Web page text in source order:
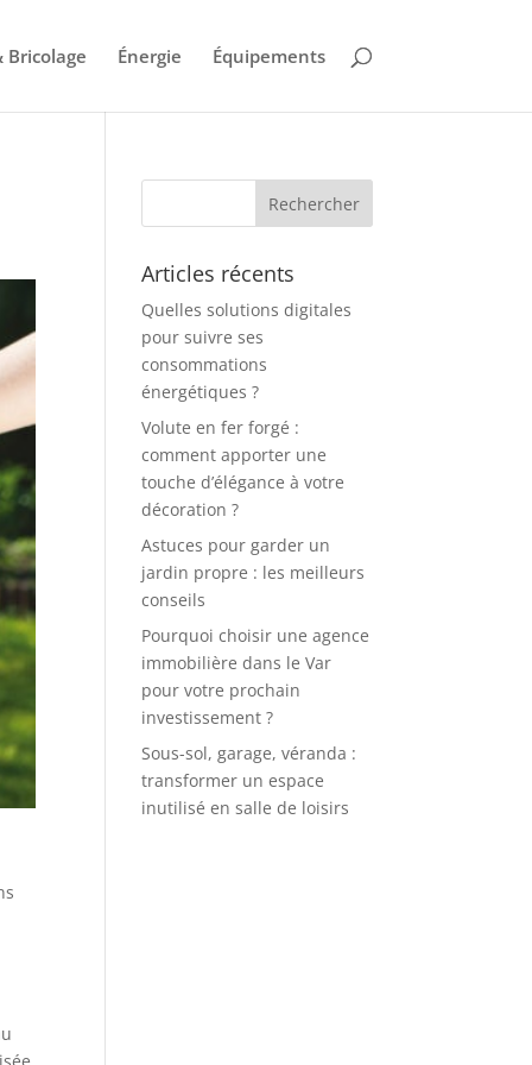
Bricolage Énergie Équipements
Articles récents
Quelles solutions digitales
pour suivre ses
consommations
énergétiques ?
Volute en fer forgé :
comment apporter une
touche d’élégance à votre
décoration ?
Astuces pour garder un
jardin propre : les meilleurs
conseils
Pourquoi choisir une agence
immobilière dans le Var
pour votre prochain
investissement ?
Sous-sol, garage, véranda :
transformer un espace
inutilisé en salle de loisirs